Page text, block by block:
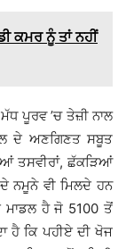
ਕਮਰ ਨੂੰ ਤਾਂ ਨਹੀਂ
ਪੂਰਵ ’ਚ ਤੇਜ਼ੀ ਨਾਲ
ਦੇ ਅਣਗਿਣਤ ਸਬੂਤ
ਤਸਵੀਰਾਂ, ਛੱਕੜਿਆਂ
ਨਮੂਨੇ ਵੀ ਮਿਲਦੇ ਹਨ
ਹੈ ਜੋ 5100 ਤੋਂ
ਹੈ ਕਿ ਪਹੀਏ ਦੀ ਖੋਜ